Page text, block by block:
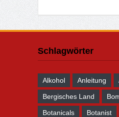
Schlagwörter
Alkohol Anleitung
Bergisches Land
Botanicals Botanist